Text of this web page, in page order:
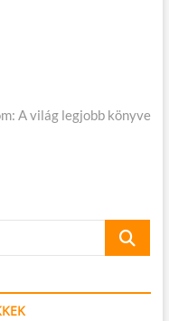
A világ legjobb könyve
keresés